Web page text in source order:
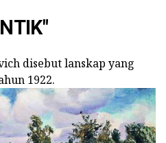
disebut lanskap yang
1922.